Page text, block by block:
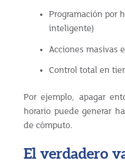
Programación por
inteligente)
Acciones masivas
Control total en
Por ejemplo, apagar
horario puede generar
de cómputo.
El verdadero